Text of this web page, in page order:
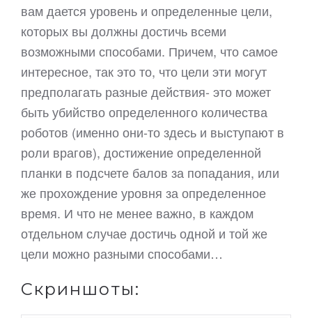
вам дается уровень и определенные цели,
которых вы должны достичь всеми
возможными способами. Причем, что самое
интересное, так это то, что цели эти могут
предполагать разные действия- это может
быть убийство определенного количества
роботов (именно они-то здесь и выступают в
роли врагов), достижение определенной
планки в подсчете балов за попадания, или
же прохождение уровня за определенное
время. И что не менее важно, в каждом
отдельном случае достичь одной и той же
цели можно разными способами…
Скриншоты: